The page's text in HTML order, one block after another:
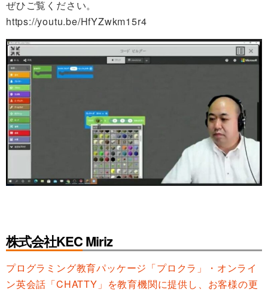
ぜひご覧ください。
https://youtu.be/HfYZwkm15r4
株式会社KEC Miriz
プログラミング教育パッケージ「プロクラ」・オンライ
ン英会話「CHATTY」を教育機関に提供し、お客様の更